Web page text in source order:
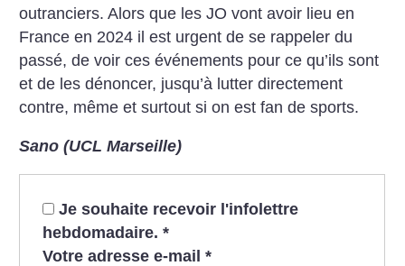
outranciers. Alors que les JO vont avoir lieu en
France en 2024 il est urgent de se rappeler du
passé, de voir ces événements pour ce qu’ils sont
et de les dénoncer, jusqu’à lutter directement
contre, même et surtout si on est fan de sports.
Sano (UCL Marseille)
Je souhaite recevoir l'infolettre
hebdomadaire. *
Votre adresse e-mail *